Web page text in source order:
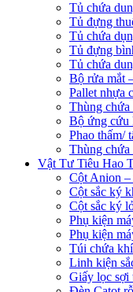
Tủ chứa
Tủ đựng
Tủ chứa
Tủ đựng
Tủ chứa
Bộ rửa mắt
Pallet nhựa
Thùng chứa
Bộ ứng cứu
Phao thấm/
Thùng chứa
Vật Tư Tiêu Hao
Cột Anion –
Cột sắc ký
Cột sắc ký
Phụ kiện
Phụ kiện
Túi chứa
Linh kiện
Giấy lọc sợi